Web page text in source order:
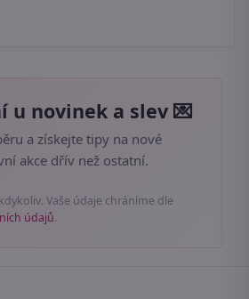
u novinek a slev 💌
a získejte tipy na nové
akce dřív než ostatní.
Vaše údaje chráníme dle
údajů.